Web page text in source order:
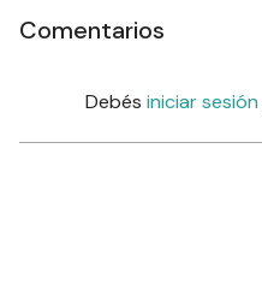
Comentarios
Debés iniciar sesión